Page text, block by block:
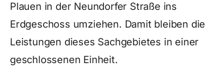
Plauen in der Neundorfer Straße ins
Erdgeschoss umziehen. Damit bleiben die
Leistungen dieses Sachgebietes in einer
geschlossenen Einheit.